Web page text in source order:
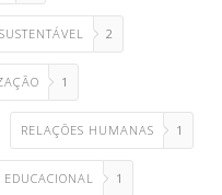
2
1
RELAÇÕES HUMANAS 1
1